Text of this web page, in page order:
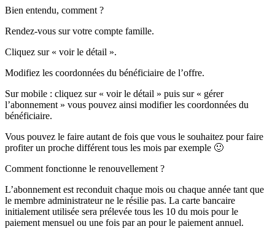
Bien entendu, comment ?
Rendez-vous sur votre compte famille.
Cliquez sur « voir le détail ».
Modifiez les coordonnées du bénéficiaire de l’offre.
Sur mobile : cliquez sur « voir le détail » puis sur « gérer
l’abonnement » vous pouvez ainsi modifier les coordonnées du
bénéficiaire.
Vous pouvez le faire autant de fois que vous le souhaitez pour faire
profiter un proche différent tous les mois par exemple 🙂
Comment fonctionne le renouvellement ?
L’abonnement est reconduit chaque mois ou chaque année tant que
le membre administrateur ne le résilie pas. La carte bancaire
initialement utilisée sera prélevée tous les 10 du mois pour le
paiement mensuel ou une fois par an pour le paiement annuel.